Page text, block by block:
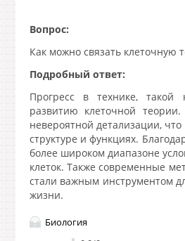
Вопрос:
Как можно связать клеточную
Подробный ответ:
Прогресс в технике, такой
развитию клеточной
невероятной детализации,
структуре и функциях.
более широком диапазоне
клеток. Также современные
стали важным инструментом
жизни.
Биология